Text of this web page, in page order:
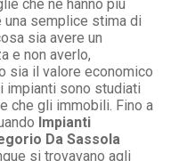
che ne hanno più
semplice stima di
sia avere un
e non averlo,
sia il valore economico
impianti sono studiati
che gli immobili. Fino a
Impianti
Da Sassola
si trovavano agli